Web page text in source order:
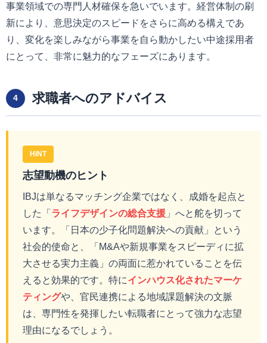
事業領域での専門人材確保を急いでいます。経営体制の刷
新により、意思決定のスピードをさらに高める構えであ
り、変化を楽しみながら事業を自ら動かしたい中途採用者
にとって、非常に魅力的なフェーズにあります。
4 求職者へのアドバイス
HINT
志望動機のヒント
IBJは単なるマッチング企業ではなく、成婚を起点と
した「 ライフデザインの総合支援 」へと舵を切って
います。「日本の少子化問題解決への貢献」という
社会的使命と、「M&Aや新規事業をスピーディに拡
大させる実力主義」の両面に惹かれていることを伝
えると効果的です。特にインハウス化されたマーケ
ティングや、官民連携による地域課題解決の文脈
は、専門性を発揮したい転職者にとって強力な志望
理由になるでしょう。